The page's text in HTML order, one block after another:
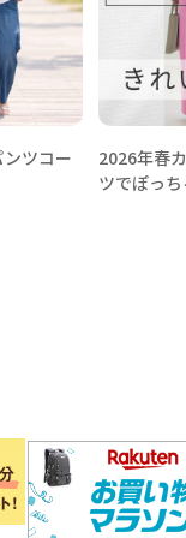
ツコー
2026年春
ツでぽっ